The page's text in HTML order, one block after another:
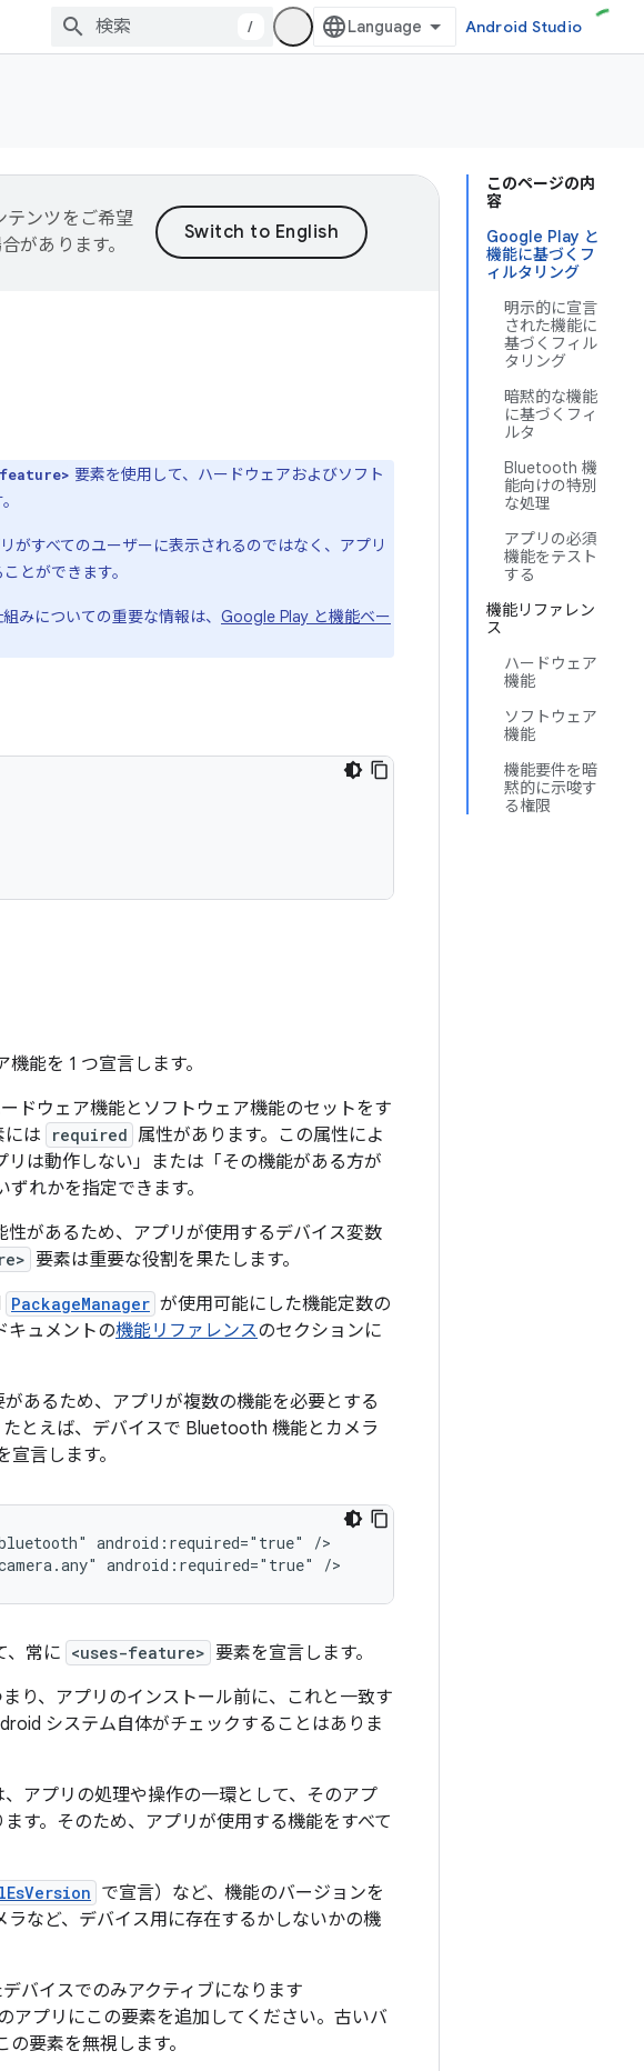
/ Android Studio
このページの内
容
Google Play と
機能に基づくフ
ィルタリング
明示的に宣言
された機能に
基づくフィル
タリング
暗黙的な機能
に基づくフィ
ルタ
Bluetooth 機
能向けの特別
な処理
アプリの必須
機能をテスト
する
機能リファレン
ス
ハードウェア
機能
ソフトウェア
機能
機能要件を暗
黙的に示唆す
る権限
ンツをご希望
があります。
要素を使用して、ハードウェアおよびソフト
がすべてのユーザーに表示されるのではなく、アプリ
とができます。
みについての重要な情報は、 Google Play と機能ベー
能を 1 つ宣言します。
ドウェア機能とソフトウェア機能のセットをす
には
required 属性があります。この属性によ
は動作しない」または「その機能がある方が
れかを指定できます。
があるため、アプリが使用するデバイス変数
要素は重要な役割を果たします。
PackageManager が使用可能にした機能定数の
キュメントの機能リファレンスのセクションに
あるため、アプリが複数の機能を必要とする
とえば、デバイスで Bluetooth 機能とカメラ
言します。
android:required="true"
/>
android:required="true" />
、常に <uses-feature> 要素を宣言します。
り、アプリのインストール前に、これと一致す
システム自体がチェックすることはありま
アプリの処理や操作の一環として、そのアプ
す。そのため、アプリが使用する機能をすべて
で宣言）など、機能のバージョンを
など、デバイス用に存在するかしないかの機
バイスでのみアクティブになります
アプリにこの要素を追加してください。古いバ
要素を無視します。